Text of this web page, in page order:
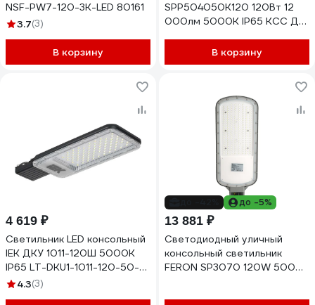
NSF-PW7-120-3K-LED 80161
3.7(3)
В корзину
SPP504050K120 120Вт 12
000лм 5000К IP65 КСС Д
В корзину
4 619 ₽
Светильник LED консольный
IEK ДКУ 1011-120Ш 5000К
IP65 LT-DKU1-1011-120-50-
K034.3(3)
до -5%
13 881 ₽
Светодиодный уличный
консольный светильник
FERON SP3070 120W 5000K